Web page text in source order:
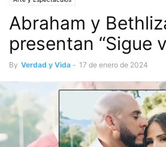
Abraham y
presentan “Sigue
By Verdad y Vida - 17 de enero de 2024